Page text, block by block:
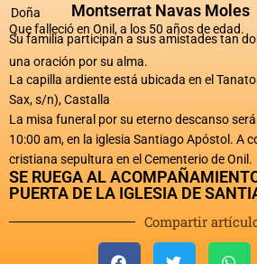
Doña
Montserrat Navas Moles
Que falleció en Onil, a los 50 años de edad.
Su familia participan a sus amistades tan
una oración por su alma.
La capilla ardiente está ubicada en el
Sax, s/n), Castalla
La misa funeral por su eterno descanso
10:00 am, en la iglesia Santiago Apóstol. A
cristiana sepultura en el Cementerio de Onil.
SE RUEGA AL
PUERTA DE LA IGLESIA DE
Compartir